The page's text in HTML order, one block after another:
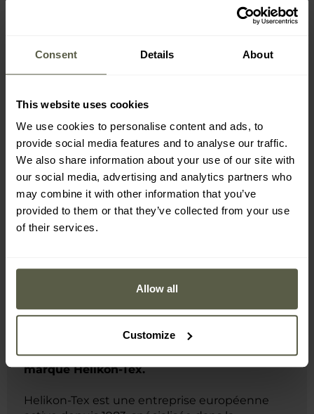
Consent Details About
This website uses cookies
We use cookies to personalise content and ads, to
provide social media features and to analyse our traffic.
We also share information about your use of our site with
our social media, advertising and analytics partners who
may combine it with other information that you’ve
provided to them or that they’ve collected from your use
of their services.
Allow all
Customize
décennie du XXIe siècle. Il se caractérise par de grandes
et de noir, offrant de bonnes propriétés de camouflage et de
nombreuses variantes qui ont trouvé leur place dans plus de
également eu un impact considérable sur la culture
populaire, passant des applications militaires à la mode
Informations sur le fabricant et sécurité
MILITARY.eu est le distributeur officiel de la
marque Helikon-Tex.
Helikon-Tex est une entreprise européenne